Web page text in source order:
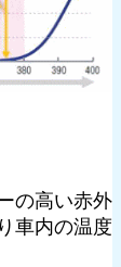
の高い赤外
車内の温度